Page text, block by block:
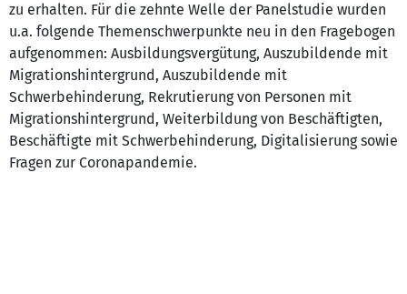
zu erhalten. Für die zehnte Welle der Panelstudie wurden
u.a. folgende Themenschwerpunkte neu in den Fragebogen
aufgenommen: Ausbildungsvergütung, Auszubildende mit
Migrationshintergrund, Auszubildende mit
Schwerbehinderung, Rekrutierung von Personen mit
Migrationshintergrund, Weiterbildung von Beschäftigten,
Beschäftigte mit Schwerbehinderung, Digitalisierung sowie
Fragen zur Coronapandemie.